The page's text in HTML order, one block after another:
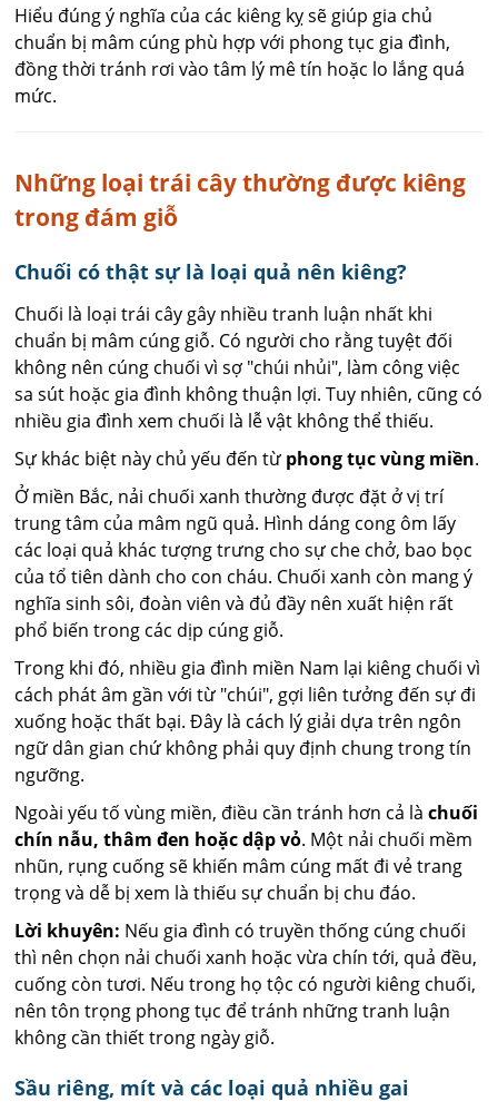
Hiểu đúng ý nghĩa của các kiêng kỵ sẽ giúp gia chủ
chuẩn bị mâm cúng phù hợp với phong tục gia đình,
đồng thời tránh rơi vào tâm lý mê tín hoặc lo lắng quá
mức.
Những loại trái cây thường được kiêng
trong đám giỗ
Chuối có thật sự là loại quả nên kiêng?
Chuối là loại trái cây gây nhiều tranh luận nhất khi
chuẩn bị mâm cúng giỗ. Có người cho rằng tuyệt đối
không nên cúng chuối vì sợ "chúi nhủi", làm công việc
sa sút hoặc gia đình không thuận lợi. Tuy nhiên, cũng có
nhiều gia đình xem chuối là lễ vật không thể thiếu.
Sự khác biệt này chủ yếu đến từ phong tục vùng miền.
Ở miền Bắc, nải chuối xanh thường được đặt ở vị trí
trung tâm của mâm ngũ quả. Hình dáng cong ôm lấy
các loại quả khác tượng trưng cho sự che chở, bao bọc
của tổ tiên dành cho con cháu. Chuối xanh còn mang ý
nghĩa sinh sôi, đoàn viên và đủ đầy nên xuất hiện rất
phổ biến trong các dịp cúng giỗ.
Trong khi đó, nhiều gia đình miền Nam lại kiêng chuối vì
cách phát âm gần với từ "chúi", gợi liên tưởng đến sự đi
xuống hoặc thất bại. Đây là cách lý giải dựa trên ngôn
ngữ dân gian chứ không phải quy định chung trong tín
ngưỡng.
Ngoài yếu tố vùng miền, điều cần tránh hơn cả làchuối
chín nẫu, thâm đen hoặc dập vỏ. Một nải chuối mềm
nhũn, rụng cuống sẽ khiến mâm cúng mất đi vẻ trang
trọng và dễ bị xem là thiếu sự chuẩn bị chu đáo.
Lời khuyên: Nếu gia đình có truyền thống cúng chuối
thì nên chọn nải chuối xanh hoặc vừa chín tới, quả đều,
cuống còn tươi. Nếu trong họ tộc có người kiêng chuối,
nên tôn trọng phong tục để tránh những tranh luận
không cần thiết trong ngày giỗ.
Sầu riêng, mít và các loại quả nhiều gai